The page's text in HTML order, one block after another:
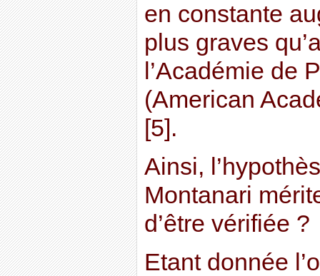
en constante
plus graves
l’Académie de
(American
[5].
Ainsi,
Montanari
d’être vérifiée ?
Etant donnée